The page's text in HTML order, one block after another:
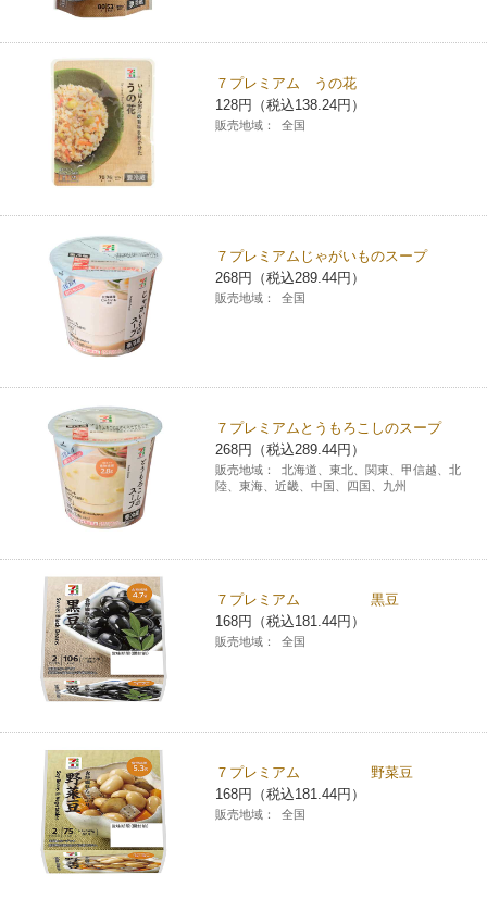
７プレミアム うの花
128円（税込138.24円）
販売地域： 全国
７プレミアムじゃがいものスープ
268円（税込289.44円）
販売地域： 全国
７プレミアムとうもろこしのスープ
268円（税込289.44円）
販売地域：
北海道、東北、関東、甲信越、北
陸、東海、近畿、中国、四国、九州
７プレミアム 黒豆
168円（税込181.44円）
販売地域： 全国
７プレミアム 野菜豆
168円（税込181.44円）
販売地域： 全国